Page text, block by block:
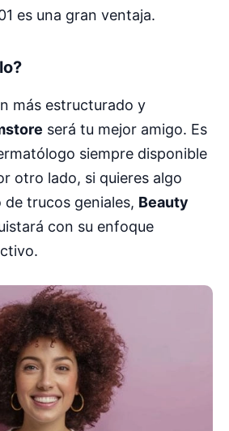
es una gran ventaja.
más estructurado y
será tu mejor amigo. Es
siempre disponible
otro lado, si quieres algo
de trucos geniales, Beauty
con su enfoque